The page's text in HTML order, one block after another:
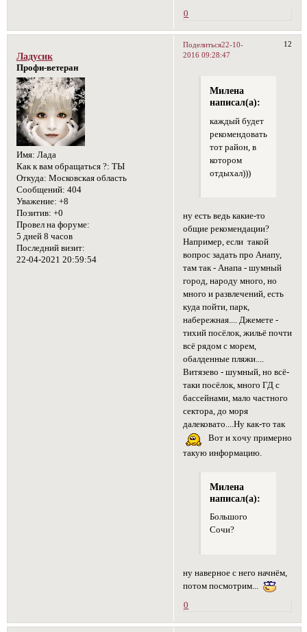
0
Поделиться 12
22-10-
2016 09:28:47
Ладусик
Профи-ветеран
Имя: Лада
Как к вам обращаться ?: ТЫ
Откуда: Московская область
Сообщений: 404
Уважение: +8
Позитив: +0
Провел на форуме:
5 дней 8 часов
Последний визит:
22-04-2021 20:59:54
Милена
написал(а):
каждый будет
рекомендовать
тот район, в
котором
отдыхал)))
ну есть ведь какие-то
общие рекомендации?
Например, если такой
вопрос задать про Анапу,
там так - Анапа - шумный
город, народу много, но
много и развлечений, есть
куда пойти, парк,
набережная.... Джемете -
тихий посёлок, жильё почти
всё рядом с морем,
обалденные пляжи....
Витязево - шумный, но всё-
таки посёлок, много ГД с
бассейнами, мало частного
сектора, до моря
далековато....Ну как-то так
Вот и хочу примерно
такую информацию.
Милена
написал(а):
Большого
Сочи?
ну наверное с него начнём,
потом посмотрим...
0